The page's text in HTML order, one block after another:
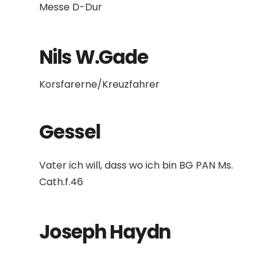
Messe D-Dur
Nils W.Gade
Korsfarerne/Kreuzfahrer
Gessel
Vater ich will, dass wo ich bin BG PAN Ms.
Cath.f.46
Joseph Haydn